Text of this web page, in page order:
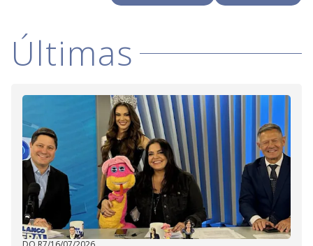
e
o
Últimas